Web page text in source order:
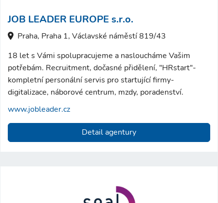
JOB LEADER EUROPE s.r.o.
Praha, Praha 1, Václavské náměstí 819/43
18 let s Vámi spolupracujeme a nasloucháme Vašim
potřebám. Recruitment, dočasné přidělení, "HRstart"-
kompletní personální servis pro startující firmy-
digitalizace, náborové centrum, mzdy, poradenství.
www.jobleader.cz
Detail agentury